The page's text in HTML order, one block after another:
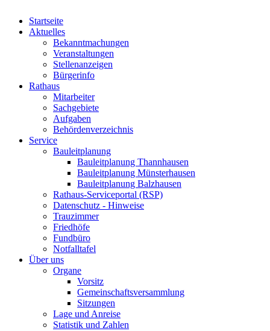
Startseite
Aktuelles
Bekanntmachungen
Veranstaltungen
Stellenanzeigen
Bürgerinfo
Rathaus
Mitarbeiter
Sachgebiete
Aufgaben
Behördenverzeichnis
Service
Bauleitplanung
Bauleitplanung Thannhausen
Bauleitplanung Münsterhausen
Bauleitplanung Balzhausen
Rathaus-Serviceportal (RSP)
Datenschutz - Hinweise
Trauzimmer
Friedhöfe
Fundbüro
Notfalltafel
Über uns
Organe
Vorsitz
Gemeinschaftsversammlung
Sitzungen
Lage und Anreise
Statistik und Zahlen